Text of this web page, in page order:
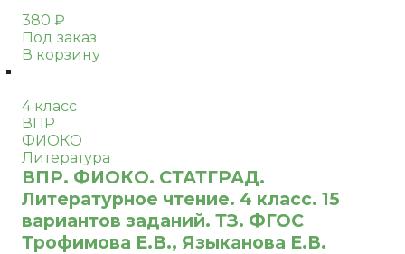
380 ₽
Под заказ
В корзину
4 класс
ВПР
ФИОКО
Литература
ВПР. ФИОКО. СТАТГРАД.
Литературное чтение. 4 класс. 15
вариантов заданий. ТЗ. ФГОС
Трофимова Е.В., Языканова Е.В.